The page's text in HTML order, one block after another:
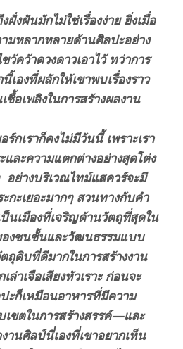
ฝั่งฝันมักไม่ใช่เรื่องง่าย ยิ่งเมื่อ
มหลากหลายด้านศิลปะอย่าง
ว้คว้าดวงดาวเอาไว้ ทว่าการ
เองที่ผลักให้เขาพบเรื่องราว
อเพลิงในการสร้างผลงาน
เราก็คงไม่มีวันนี้ เพราะเรา
และความแตกต่างอย่างสุดโต่ง
ย่างบริเวณไทม์แสควร์จะมี
กะเยอะมากๆ สวนทางกับคำ
ป็นเมืองที่เจริญด้านวัตถุที่สุดใน
องชนชั้นและวัฒนธรรมแบบ
ถุดิบที่ดีมากในการสร้างงาน
ล่าเจือเสียงหัวเราะ ก่อนจะ
ะก็เหมือนอาหารที่มีความ
เขตในการสร้างสรรค์—และ
านศิลป์นี่เองที่เขาอยากเห็น